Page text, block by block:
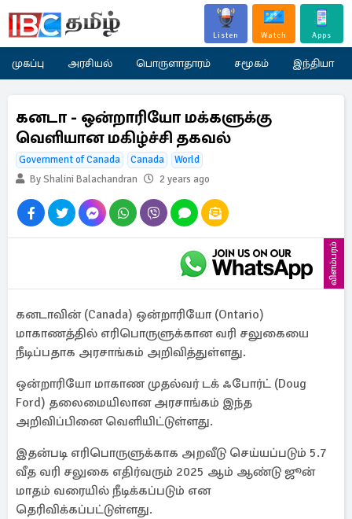
Listen Watch Apps
முகப்பு அரசியல் பொருளாதாரம் சமூகம் இந்தியா
கனடா - ஒன்றாரியோ மக்களுக்கு
வெளியான மகிழ்ச்சி தகவல்
Government of Canada Canada
World
By Shalini Balachandran
2 years ago
விளம்பரம்
கனடாவின் (Canada) ஒன்றாரியோ (Ontario)
மாகாணத்தில் எரிபொருளுக்கான வரி சலுகையை
நீடிப்பதாக அரசாங்கம் அறிவித்துள்ளது.
ஒன்றாரியோ மாகாண முதல்வர் டக் ஃபோர்ட் (Doug
Ford) தலைமையிலான அரசாங்கம் இந்த
அறிவிப்பினை வெளியிட்டுள்ளது.
இதன்படி எரிபொருளுக்காக அறவீடு செய்யப்படும் 5.7
வீத வரி சலுகை எதிர்வரும் 2025 ஆம் ஆண்டு ஜூன்
மாதம் வரையில் நீடிக்கப்படும் என
தெரிவிக்கப்பட்டுள்ளது.